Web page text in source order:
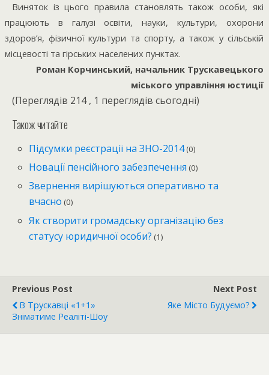
Виняток із цього правила становлять також особи, які
працюють в галузі освіти, науки, культури, охорони
здоров’я, фізичної культури та спорту, а також у сільській
місцевості та гірських населених пунктах.
Роман Корчинський, начальник Трускавецького
міського управління юстиції
(Переглядів 214 , 1 переглядів сьогодні)
Також читайте
Підсумки реєстрації на ЗНО-2014(0)
Новації пенсійного забезпечення (0)
Звернення вирішуються оперативно та
вчасно (0)
Як створити громадську організацію без
статусу юридичної особи? (1)
Previous Post
В Трускавці «1+1»
Зніматиме Реаліті-Шоу
Next Post
Яке Місто Будуємо?